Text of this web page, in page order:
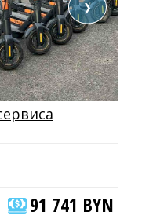
❯
91 741 BYN